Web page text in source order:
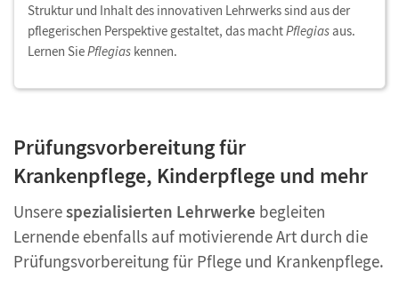
Struktur und Inhalt des innovativen Lehrwerks sind aus der
pflegerischen Perspektive gestaltet, das machtPflegiasaus.
Lernen SiePflegias kennen.
Prüfungsvorbereitung für
Krankenpflege, Kinderpflege und mehr
Unserespezialisierten Lehrwerke begleiten
Lernende ebenfalls auf motivierende Art durch die
Prüfungsvorbereitung für Pflege und Krankenpflege.